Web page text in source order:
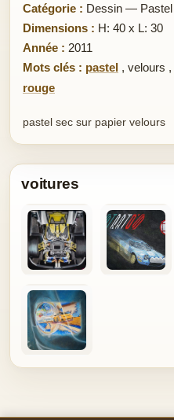
Catégorie : Dessin — Pastel
Dimensions : H: 40 x L: 30
Année : 2011
Mots clés : pastel , velours ,
rouge
pastel sec sur papier velours
voitures